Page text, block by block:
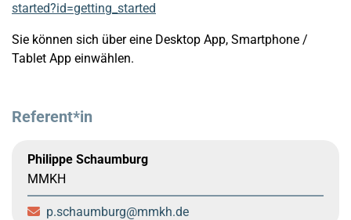
started?id=getting_started
Sie können sich über eine Desktop App, Smartphone /
Tablet App einwählen.
Referent*in
Philippe Schaumburg
MMKH
p.schaumburg mmkh.de